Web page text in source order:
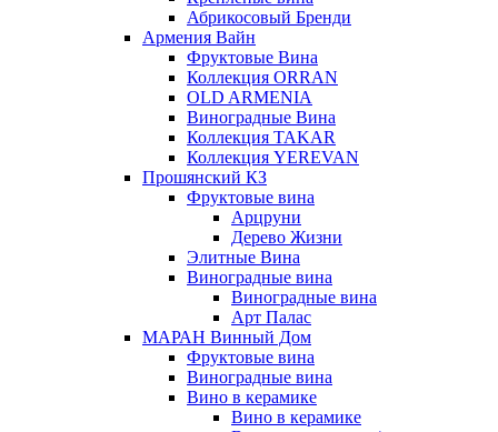
Абрикосовый Бренди
Армения Вайн
Фруктовые Вина
Коллекция ORRAN
OLD ARMENIA
Виноградные Вина
Коллекция TAKAR
Коллекция YEREVAN
Прошянский КЗ
Фруктовые вина
Арцруни
Дерево Жизни
Элитные Вина
Виноградные вина
Виноградные вина
Арт Палас
МАРАН Винный Дом
Фруктовые вина
Виноградные вина
Вино в керамике
Вино в керамике